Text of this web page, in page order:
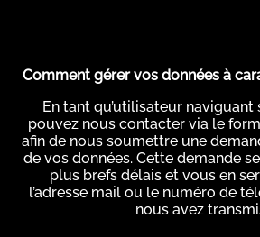
Comment gérer vos données à
En tant qu’utilisateur naviguant
pouvez nous contacter via le
afin de nous soumettre une
de vos données. Cette demande
plus brefs délais et vous en
l’adresse mail ou le numéro de
nous avez